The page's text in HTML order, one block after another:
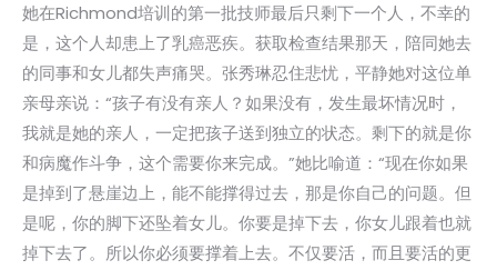
她在Richmond培训的第一批技师最后只剩下一个人，不幸的
是，这个人却患上了乳癌恶疾。获取检查结果那天，陪同她去
的同事和女儿都失声痛哭。张秀琳忍住悲忧，平静她对这位单
亲母亲说：“孩子有没有亲人？如果没有，发生最坏情况时，
我就是她的亲人，一定把孩子送到独立的状态。剩下的就是你
和病魔作斗争，这个需要你来完成。”她比喻道：“现在你如果
是掉到了悬崖边上，能不能撑得过去，那是你自己的问题。但
是呢，你的脚下还坠着女儿。你要是掉下去，你女儿跟着也就
掉下去了。所以你必须要撑着上去。不仅要活，而且要活的更